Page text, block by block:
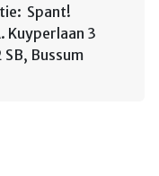
Spant!
Kuyperlaan 3
SB, Bussum